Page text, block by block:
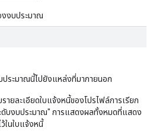
งบประมาณ
ประมาณนี้ไปยังแหล่งที่มาภายนอก
ายละเอียดใบแจ้งหนี้ของโปรไฟล์การเรียก
ดับงบประมาณ" การแสดงผลทั้งหมดที่แสดง
ในใบแจ้งหนี้